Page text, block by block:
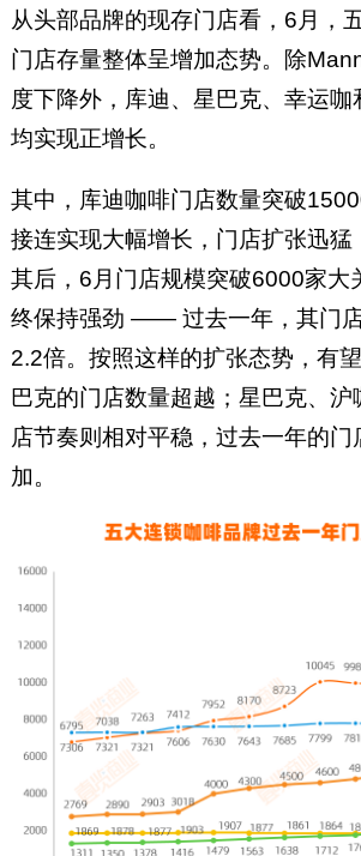
从头部品牌的现存门店看，6月，
门店存量整体呈增加态势。除
度下降外，库迪、星巴克、幸运
均实现正增长。
其中，库迪咖啡门店数量突破
接连实现大幅增长，门店扩张迅猛
其后，6月门店规模突破6000家大
终保持强劲 —— 过去一年，其门
2.2倍。按照这样的扩张态势，有
巴克的门店数量超越；星巴克、
店节奏则相对平稳，过去一年的门
加。